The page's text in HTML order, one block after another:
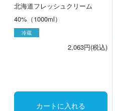
北海道フレッシュクリーム
40%（1000ml）
冷蔵
2,063円(税込)
カートに入れる